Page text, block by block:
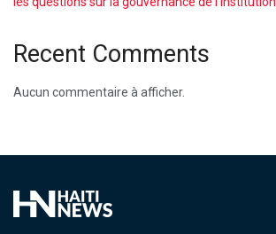
Recent Comments
Aucun commentaire à afficher.